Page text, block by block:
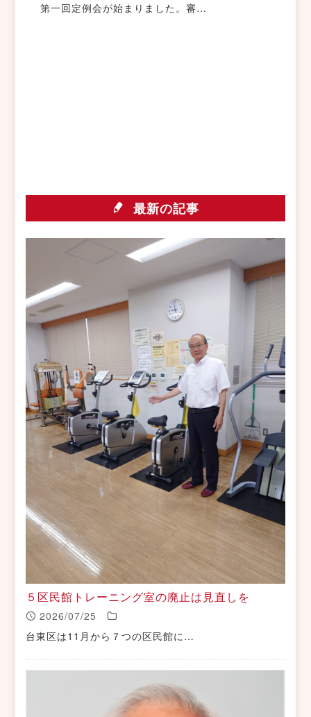
第一回定例会が始まりました。審…
最新の記事
５区民館トレーニング室の廃止は見直しを
2026/07/25
台東区は11月から７つの区民館に…